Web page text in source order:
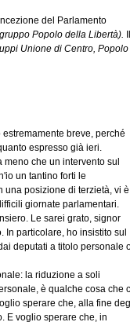
del Parlamento
Popolo della Libertà).
Unione di Centro, Popolo
breve, perché
espresso già ieri.
che un intervento sul
un tantino forti le
una posizione di terzietà, vi è
giornate parlamentari.
Le sarei grato, signor
particolare, ho insistito sul
deputati a titolo personale
la riduzione a soli
è qualche cosa che
sperare che, alla fine
E voglio sperare che, in